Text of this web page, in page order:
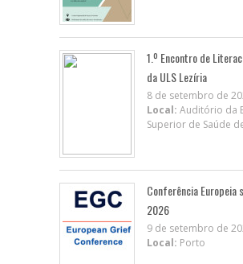
1.º Encontro de
da ULS Lezíria
8 de setembro de
Local: Auditório da
Superior de Saúde
Conferência Europeia
2026
9 de setembro de
Local: Porto